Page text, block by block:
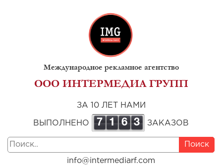
Международное рекламное агентство
ООО ИНТЕРМЕДИА ГРУПП
ЗА 10 ЛЕТ НАМИ
ВЫПОЛНЕНО 7 1 6 3 ЗАКАЗОВ
Поиск
info@intermediarf.com